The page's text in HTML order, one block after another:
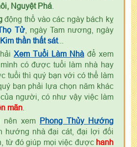
Nguyệt Phá
động thổ vào các ngày bách kỵ
Tử, ngày Tam nương, ngày
thần thất sát...
Xem Tuổi Làm Nhà để xem
có được tuổi làm nhà hay
tuổi thì quý bạn với có thể làm
bạn phải lựa chọn năm khác
người, có như vậy việc làm
mãn
nên xem Phong Thủy Hướng
hướng nhà đại cát, đại lợi đối
từ đó giúp mọi việc được hanh